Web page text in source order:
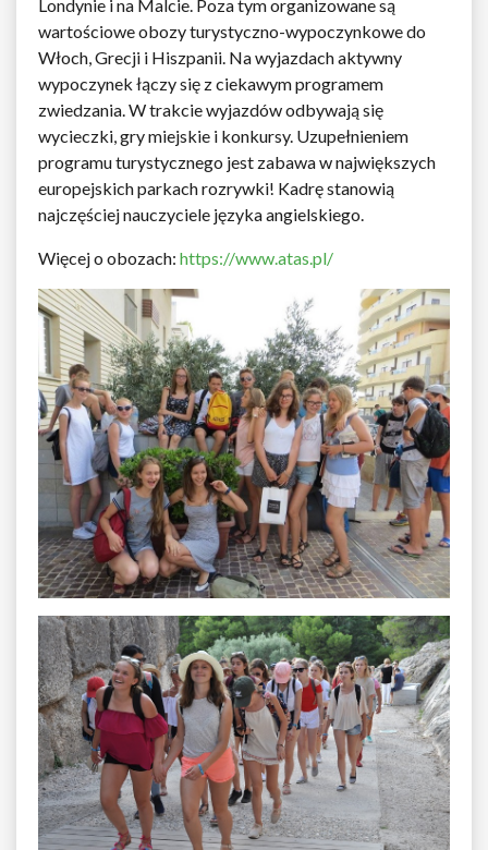
Londynie i na Malcie. Poza tym organizowane są
wartościowe obozy turystyczno-wypoczynkowe do
Włoch, Grecji i Hiszpanii. Na wyjazdach aktywny
wypoczynek łączy się z ciekawym programem
zwiedzania. W trakcie wyjazdów odbywają się
wycieczki, gry miejskie i konkursy. Uzupełnieniem
programu turystycznego jest zabawa w największych
europejskich parkach rozrywki! Kadrę stanowią
najczęściej nauczyciele języka angielskiego.
Więcej o obozach: https://www.atas.pl/